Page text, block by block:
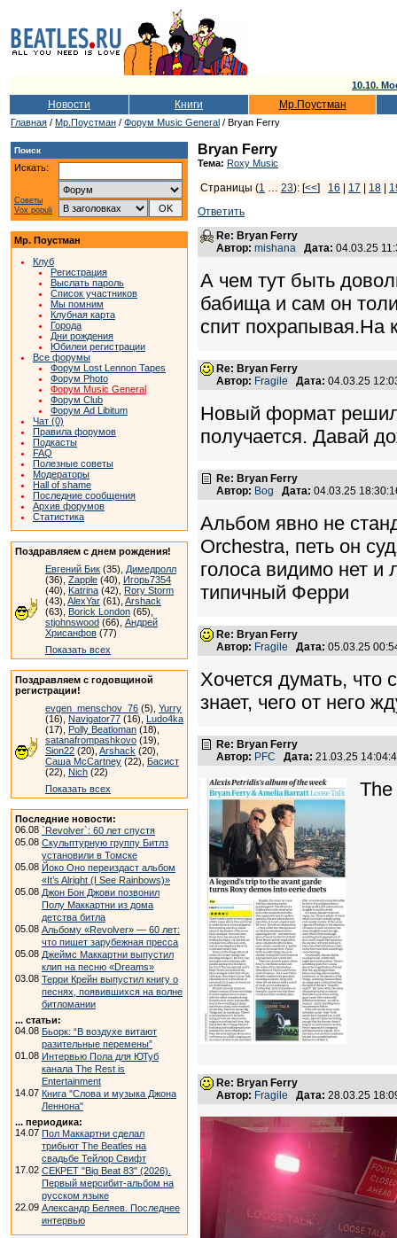
10.10.
Новости Книги Мр.Поустман
Главная / Мр.Поустман / Форум Music General / Bryan Ferry
Поиск
Искать:
Советы
Vox populi
Мр. Поустман
Клуб
Регистрация
Выслать пароль
Список участников
Мы помним
Клубная карта
Города
Дни рождения
Юбилеи регистрации
Все форумы
Форум Lost Lennon Tapes
Форум Photo
Форум Music General
Форум Club
Форум Ad Libitum
Чат (0)
Правила форумов
Подкасты
FAQ
Полезные советы
Модераторы
Hall of shame
Последние сообщения
Архив форумов
Статистика
Поздравляем с днем рождения!
Евгений Бик (35), Димедролл
(36), Zapple (40), Игорь7354
(40), Katrina (42), Rory Storm
(43), AlexYar (61), Arshack
(63), Borick London (65),
stjohnswood (66), Андрей
Хрисанфов (77)
Показать всех
Поздравляем с годовщиной
регистрации!
evgen_menschov_76 (5), Yurry
(16), Navigator77 (16), Ludo4ka
(17), Polly Beatloman (18),
satanafrompashkovo (19),
Sion22 (20), Arshack (20),
Саша McCartney (22), Басист
(22), Nich (22)
Показать всех
Последние новости:
06.08 `Revolver`: 60 лет спустя
05.08 Скульптурную группу Битлз
установили в Томске
05.08 Йоко Оно переиздаст альбом
«It’s Alright (I See Rainbows)»
05.08 Джон Бон Джови позвонил
Полу Маккартни из дома
детства битла
05.08 Альбому «Revolver» — 60 лет:
что пишет зарубежная пресса
05.08 Джеймс Маккартни выпустил
клип на песню «Dreams»
03.08 Терри Крейн выпустил книгу о
песнях, появившихся на волне
битломании
... статьи:
04.08 Бьорк: “В воздухе витают
разительные перемены”
01.08 Интервью Пола для ЮТуб
канала The Rest is
Entertainment
14.07 Книга "Слова и музыка Джона
Леннона"
... периодика:
14.07 Пол Маккартни сделал
трибьют The Beatles на
свадьбе Тейлор Свифт
17.02 СЕКРЕТ "Big Beat 83" (2026).
Первый мерсибит-альбом на
русском языке
22.09 Александр Беляев. Последнее
интервью
Bryan Ferry
Тема: Roxy Music
Страницы (1 … 23): [<<] 16 17 18
Ответить
Re: Bryan Ferry
Автор: mishana Дата: 04.03.25
А чем тут быть
бабища и сам он
спит похрапывая.На
Re: Bryan Ferry
Автор: Fragile Дата: 04.03.25
Новый формат решил
получается. Давай
Re: Bryan Ferry
Автор: Bog Дата: 04.03.25
Альбом явно не
Orchestra, петь он
голоса видимо нет и
типичный Ферри
Re: Bryan Ferry
Автор: Fragile Дата: 05.03.25
Хочется думать, что
знает, чего от него
Re: Bryan Ferry
Автор: PFC Дата: 21.03.25
The
Re: Bryan Ferry
Автор: Fragile Дата: 28.03.25